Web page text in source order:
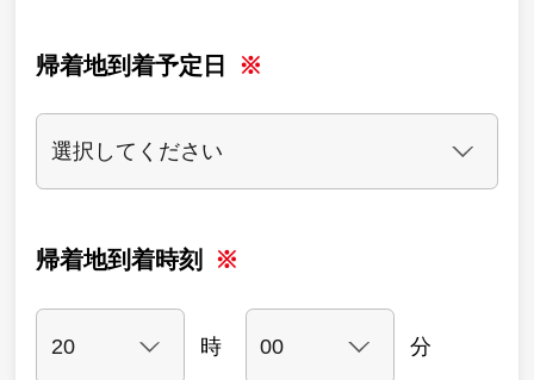
帰着地到着予定日
帰着地到着時刻
時 分